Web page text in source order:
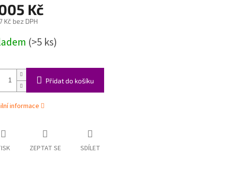
Kč
Kč bez DPH
(>5 ks)
Přidat do košíku
informace
ZEPTAT SE SDÍLET